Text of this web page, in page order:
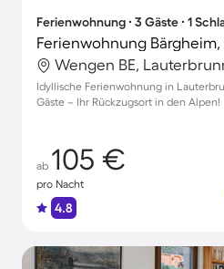
Ferienwohnung ∙ 3 Gäste ∙ 1
Ferienwohnung
Wengen BE,
Idyllische Ferienwohnung in
Gäste – Ihr Rückzugsort in den Alpen!
ab 105 €
pro Nacht
4.8